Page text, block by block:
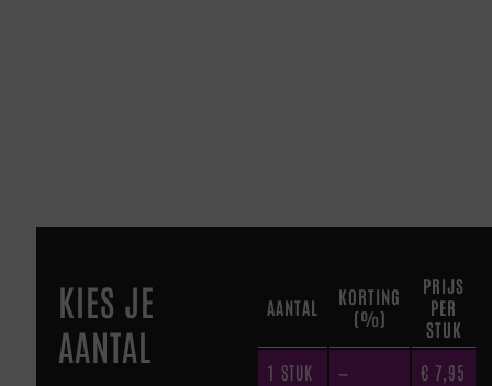
KIES JE
AANTAL
AANTAL
KORTING
(%)
PRIJS
PER
STUK
1 STUK — € 7,95